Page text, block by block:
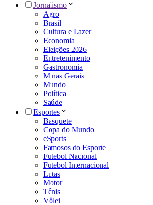
Jornalismo
Agro
Brasil
Cultura e Lazer
Economia
Eleições 2026
Entretenimento
Gastronomia
Minas Gerais
Mundo
Política
Saúde
Esportes
Basquete
Copa do Mundo
eSports
Famosos do Esporte
Futebol Nacional
Futebol Internacional
Lutas
Motor
Tênis
Vôlei